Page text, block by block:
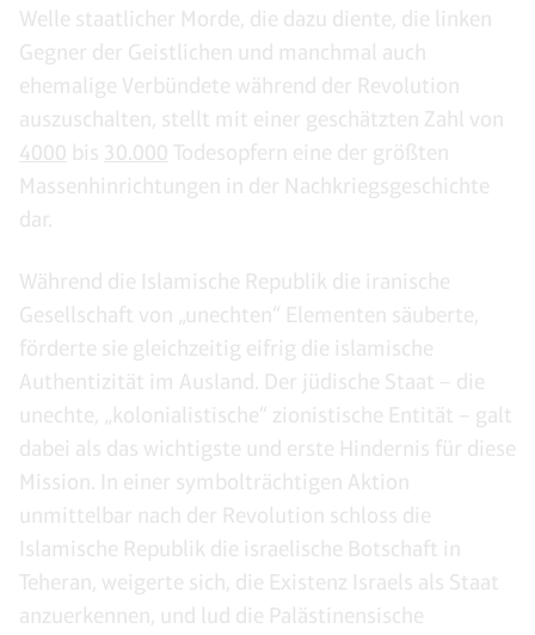
Welle staatlicher Morde, die dazu diente, die linken
Gegner der Geistlichen und manchmal auch
ehemalige Verbündete während der Revolution
auszuschalten, stellt mit einer geschätzten Zahl von
4000 bis 30.000 Todesopfern eine der größten
Massenhinrichtungen in der Nachkriegsgeschichte
dar.
Während die Islamische Republik die iranische
Gesellschaft von „unechten“ Elementen säuberte,
förderte sie gleichzeitig eifrig die islamische
Authentizität im Ausland. Der jüdische Staat – die
unechte, „kolonialistische“ zionistische Entität – galt
dabei als das wichtigste und erste Hindernis für diese
Mission. In einer symbolträchtigen Aktion
unmittelbar nach der Revolution schloss die
Islamische Republik die israelische Botschaft in
Teheran, weigerte sich, die Existenz Israels als Staat
anzuerkennen, und lud die Palästinensische